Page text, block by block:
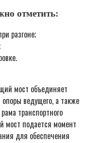
отметить:
разгоне;
мост объединяет
ведущего, а также
транспортного
мост подается момент
для обеспечения